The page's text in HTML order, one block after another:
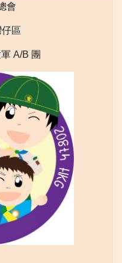
會
區
A/B 團